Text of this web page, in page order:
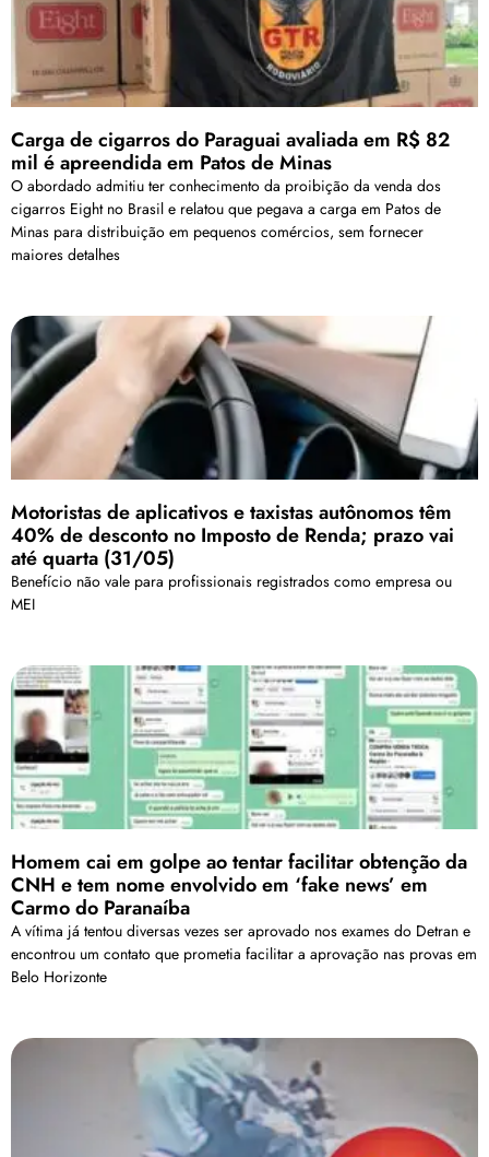
Carga de cigarros do Paraguai avaliada em R$ 82
mil é apreendida em Patos de Minas
O abordado admitiu ter conhecimento da proibição da venda dos
cigarros Eight no Brasil e relatou que pegava a carga em Patos de
Minas para distribuição em pequenos comércios, sem fornecer
maiores detalhes
Motoristas de aplicativos e taxistas autônomos têm
40% de desconto no Imposto de Renda; prazo vai
até quarta (31/05)
Benefício não vale para profissionais registrados como empresa ou
MEI
Homem cai em golpe ao tentar facilitar obtenção da
CNH e tem nome envolvido em ‘fake news’ em
Carmo do Paranaíba
A vítima já tentou diversas vezes ser aprovado nos exames do Detran e
encontrou um contato que prometia facilitar a aprovação nas provas em
Belo Horizonte